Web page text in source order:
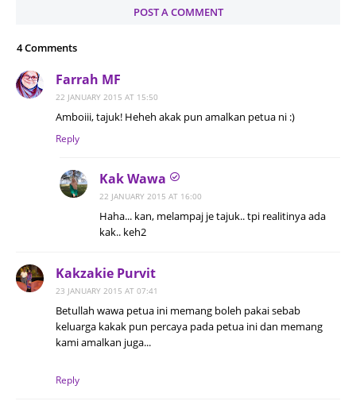
POST A COMMENT
4 Comments
Farrah MF
22 JANUARY 2015 AT 15:50
Amboiii, tajuk! Heheh akak pun amalkan petua ni :)
Reply
Kak Wawa
22 JANUARY 2015 AT 16:00
Haha... kan, melampaj je tajuk.. tpi realitinya ada
kak.. keh2
Kakzakie Purvit
23 JANUARY 2015 AT 07:41
Betullah wawa petua ini memang boleh pakai sebab
keluarga kakak pun percaya pada petua ini dan memang
kami amalkan juga...
Reply